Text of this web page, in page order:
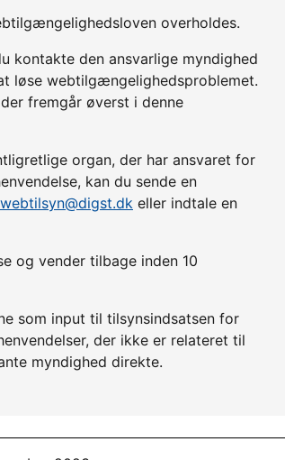
overholdes.
kontakte den ansvarlige myndighed
løse webtilgængelighedsproblemet.
fremgår øverst i denne
organ, der har ansvaret for
kan du sende en
webtilsyn@digst.dk eller indtale en
og vender tilbage inden 10
som input til tilsynsindsatsen for
der ikke er relateret til
myndighed direkte.